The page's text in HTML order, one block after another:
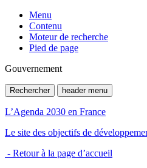
Menu
Contenu
Moteur de recherche
Pied de page
Gouvernement
Rechercher header menu
L’Agenda 2030 en France
Le site des objectifs de
- Retour à la page d’accueil